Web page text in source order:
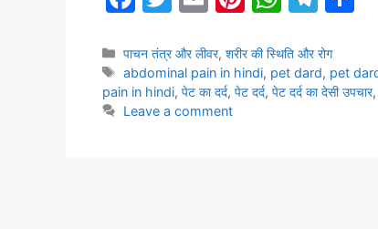
c
e
b
itt
er
ai
l
er
e
at
s
e
gr e
Categories
पाचन तंत्र और लीवर,शरीर की स्थिति और रोग
Tags
abdominal pain in hindi, pet dard, pet
pain in hindi, पेट का दर्द, पेट दर्द, पेट दर्द का देसी उपचार,
Leave a comment